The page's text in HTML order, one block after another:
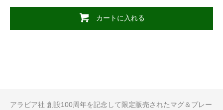
カートに入れる
アラビア社 創設100周年を記念して限定販売されたマグ＆プレー